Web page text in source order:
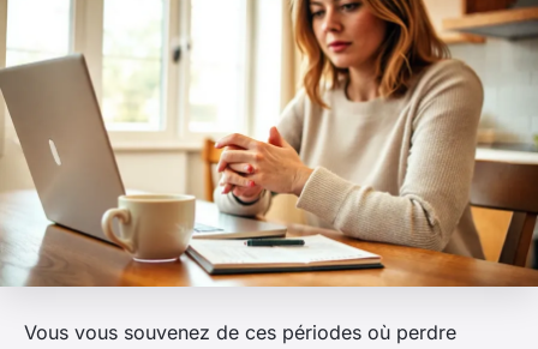
Vous vous souvenez de ces périodes où perdre